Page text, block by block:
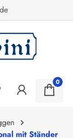
0
mit Ständer